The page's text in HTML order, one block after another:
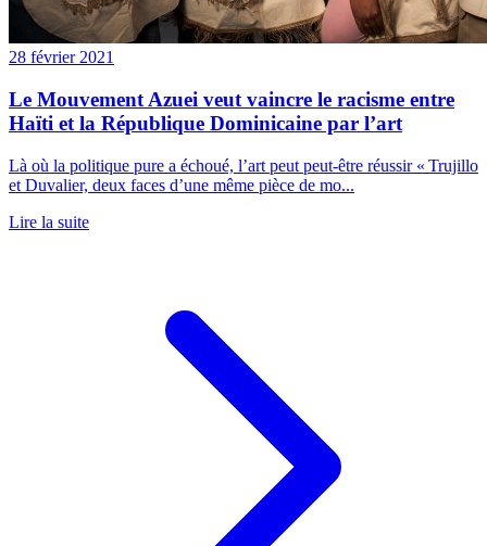
28 février 2021
Le Mouvement Azuei veut vaincre le racisme entre
Haïti et la République Dominicaine par l’art
Là où la politique pure a échoué, l’art peut peut-être réussir « Trujillo
et Duvalier, deux faces d’une même pièce de mo...
Lire la suite